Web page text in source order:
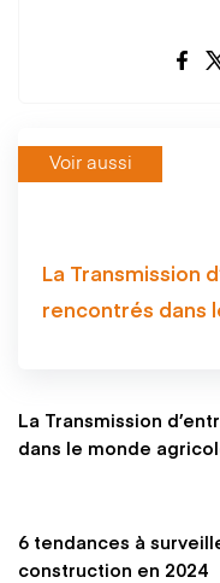
Voir aussi
La Transmission
rencontrés dans
La Transmission
dans le monde
6 tendances à
construction en 2024